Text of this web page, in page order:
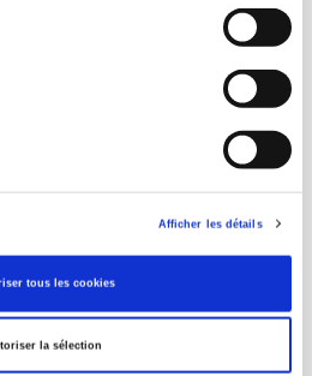
Afficher les détails
tous les cookies
la sélection
science politique 76-2, avril-juin